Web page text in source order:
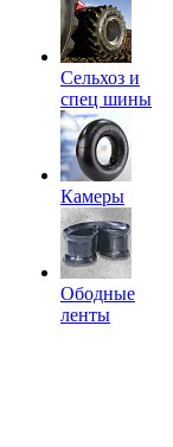
Сельхоз и
спец шины
Камеры
Ободные
ленты